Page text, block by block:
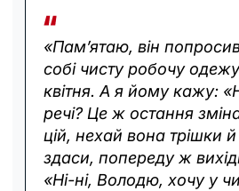
«Пам’ятаю, він
собі чисту робочу
квітня. А я йому кажу:
речі? Це ж остання
цій, нехай вона трішки
здаси, попереду ж
«Ні-ні, Володю, хочу у